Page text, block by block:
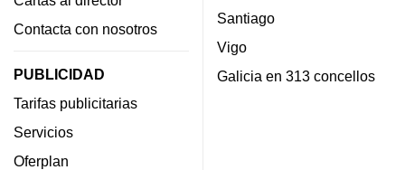
Contacta con nosotros
PUBLICIDAD
Tarifas publicitarias
Servicios
Oferplan
Santiago
Vigo
Galicia en 313 concellos